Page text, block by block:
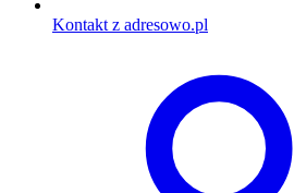
Kontakt z adresowo.pl